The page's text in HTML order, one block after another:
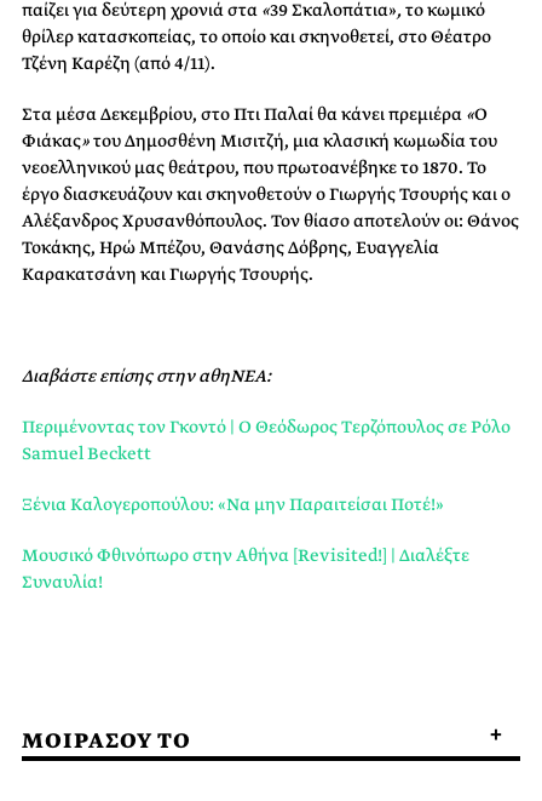
παίζει για δεύτερη χρονιά στα «39 Σκαλοπάτια»,το κωμικό
θρίλερ κατασκοπείας, το οποίο και σκηνοθετεί, στο Θέατρο
Τζένη Καρέζη (από 4/11).
Στα μέσα Δεκεμβρίου, στο Πτι Παλαί θα κάνει πρεμιέρα «Ο
Φιάκας»του Δημοσθένη Μισιτζή, μια κλασική κωμωδία του
νεοελληνικού μας θεάτρου, που πρωτοανέβηκε το 1870. Το
έργο διασκευάζουν και σκηνοθετούν ο Γιωργής Τσουρής και ο
Αλέξανδρος Χρυσανθόπουλος. Τον θίασο αποτελούν οι: Θάνος
Τοκάκης, Ηρώ Μπέζου, Θανάσης Δόβρης, Ευαγγελία
Καρακατσάνη και Γιωργής Τσουρής.
Διαβάστε επίσης στην αθηΝΕΑ:
Περιμένοντας τον Γκοντό | O Θεόδωρος Τερζόπουλος σε Ρόλο
Samuel Beckett
Ξένια Καλογεροπούλου: «Να μην Παραιτείσαι Ποτέ!»
Μουσικό Φθινόπωρο στην Αθήνα [Revisited!] | Διαλέξτε
Συναυλία!
ΜΟΙΡΑΣΟΥ ΤΟ